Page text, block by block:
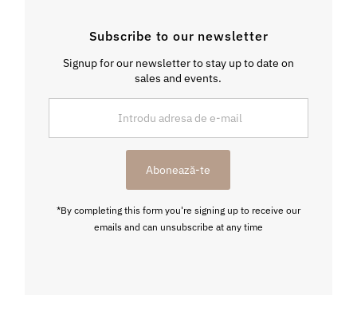
Subscribe to our newsletter
Signup for our newsletter to stay up to date on
sales and events.
de
Abonează-te
*By completing this form you're signing up to receive our
emails and can unsubscribe at any time